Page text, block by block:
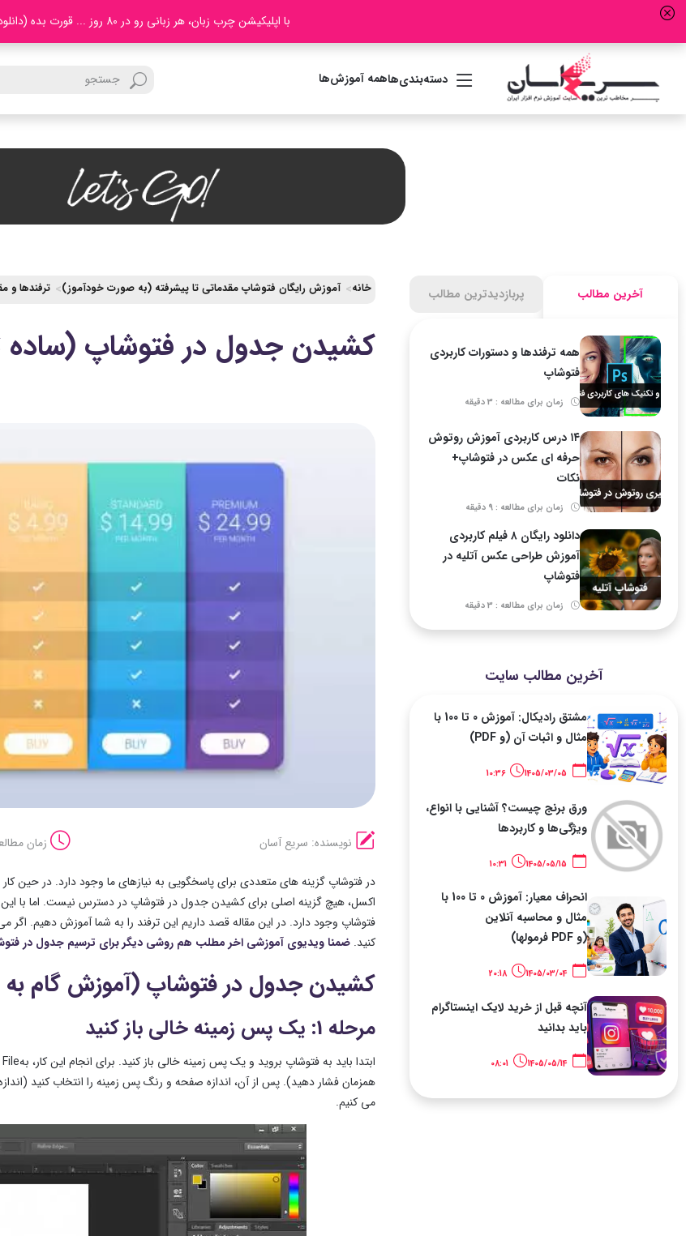
با اپلیکیشن چرب زبان، هر زبانی رو در 80 روز ... قورت بده (دانلود)
دسته‌بندی‌هاهمه آموزش‌ها
آخرین مطالب پربازدیدترین مطالب
همه ترفندها و دستورات کاربردی
فتوشاپ
زمان برای مطالعه : 3 دقیقه
۱۴ درس کاربردی آموزش روتوش
حرفه ای عکس در فتوشاپ+
نکات
زمان برای مطالعه : 9 دقیقه
دانلود رایگان ۸ فیلم کاربردی
آموزش طراحی عکس آتلیه در
فتوشاپ
زمان برای مطالعه : 3 دقیقه
آخرین مطالب سایت
مشتق رادیکال: آموزش 0 تا 100 با
مثال و اثبات آن (و PDF)
10:36
ورق برنج چیست؟ آشنایی با انواع،
ویژگی‌ها و کاربردها
10:31
انحراف معیار: آموزش 0 تا 100 با
مثال و محاسبه آنلاین
(و PDF فرمولها)
1405/03/04
20:18
آنچه قبل از خرید لایک اینستاگرام
باید بدانید
1405/05/14
08:01
خانه آموزش رایگان فتوشاپ مقدماتی تا پیشرفته (به صورت خودآموز) ترفندها و
کشیدن جدول در فتوشاپ
نویسنده: سریع آسان زمان مطالعه 5
در فتوشاپ گزینه های متعددی برای پاسخگویی به نیازهای ما وجود دارد. در حین
اکسل، هیچ گزینه اصلی برای کشیدن جدول در فتوشاپ در دسترس نیست. اما با این
فتوشاپ وجود دارد. در این مقاله قصد داریم این ترفند را به شما آموزش دهیم.
کنید.ضمنا ویدیوی آموزشی اخر مطلب هم روشی دیگر برای ترسیم جدول در
کشیدن جدول در فتوشاپ (آموزش گام به
مرحله 1: یک پس زمینه خالی باز کنید
همزمان فشار دهید). پس از آن، اندازه صفحه و رنگ پس زمینه را انتخاب کنید
می کنیم.